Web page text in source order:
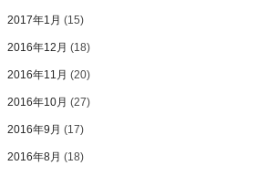
2017年1月 (15)
2016年12月 (18)
2016年11月 (20)
2016年10月 (27)
2016年9月 (17)
2016年8月 (18)